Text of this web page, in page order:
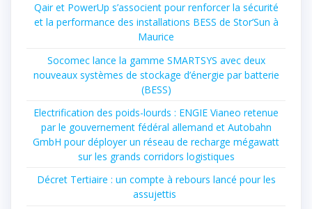
Qair et PowerUp s’associent pour renforcer la sécurité
et la performance des installations BESS de Stor’Sun à
Maurice
Socomec lance la gamme SMARTSYS avec deux
nouveaux systèmes de stockage d’énergie par batterie
(BESS)
Electrification des poids-lourds : ENGIE Vianeo retenue
par le gouvernement fédéral allemand et Autobahn
GmbH pour déployer un réseau de recharge mégawatt
sur les grands corridors logistiques
Décret Tertiaire : un compte à rebours lancé pour les
assujettis